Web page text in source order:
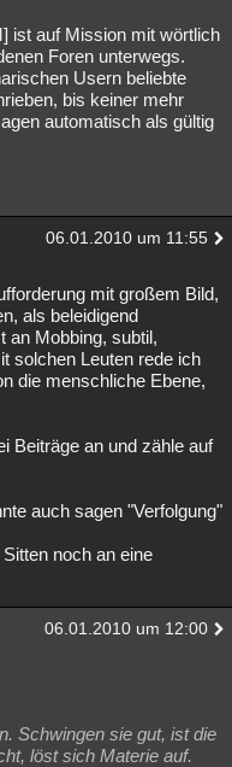
ist auf Mission mit wörtlich
Foren unterwegs.
Usern beliebte
bis keiner mehr
automatisch als gültig
06.01.2010 um 11:55
mit großem Bild,
als beleidigend
an Mobbing, subtil,
solchen Leuten rede ich
die menschliche Ebene,
Beiträge an und zähle auf
auch sagen "Verfolgung"
noch an eine
06.01.2010 um 12:00
Schwingen sie gut, ist die
löst sich Materie auf.